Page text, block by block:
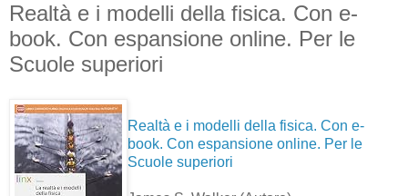
Realtà e i modelli della fisica. Con e-
book. Con espansione online. Per le
Scuole superiori
Realtà e i modelli della fisica. Con e-
book. Con espansione online. Per le
Scuole superiori